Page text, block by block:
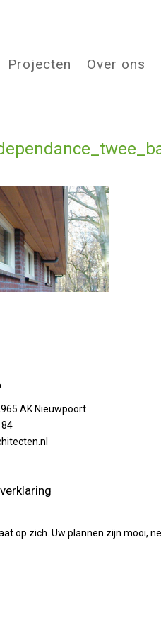
Projecten Over ons
AK Nieuwpoort
op zich. Uw plannen zijn mooi,